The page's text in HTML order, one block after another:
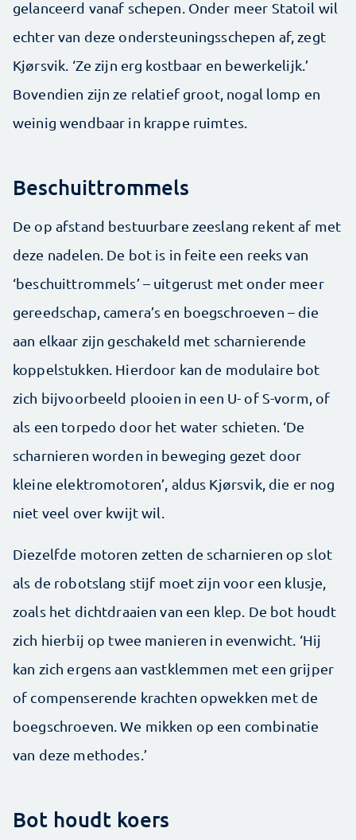
gelanceerd vanaf schepen. Onder meer Statoil wil
echter van deze ondersteuningsschepen af, zegt
Kjørsvik. ‘Ze zijn erg kostbaar en bewerkelijk.’
Bovendien zijn ze relatief groot, nogal lomp en
weinig wendbaar in krappe ruimtes.
Beschuittrommels
De op afstand bestuurbare zeeslang rekent af met
deze nadelen. De bot is in feite een reeks van
‘beschuittrommels’ – uitgerust met onder meer
gereedschap, camera’s en boegschroeven – die
aan elkaar zijn geschakeld met scharnierende
koppelstukken. Hierdoor kan de modulaire bot
zich bijvoorbeeld plooien in een U- of S-vorm, of
als een torpedo door het water schieten. ‘De
scharnieren worden in beweging gezet door
kleine ­elektromotoren’, aldus Kjørsvik, die er nog
niet veel over kwijt wil.
Diezelfde motoren zetten de scharnieren op slot
als de robotslang stijf moet zijn voor een klusje,
zoals het dichtdraaien van een klep. De bot houdt
zich hierbij op twee manieren in evenwicht. ‘Hij
kan zich ergens aan vastklemmen met een grijper
of compenserende krachten opwekken met de
boegschroeven. We ­mikken op een combinatie
van deze ­methodes.’
Bot houdt koers